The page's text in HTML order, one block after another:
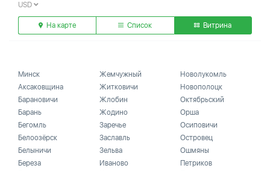
USD
На карте Список Витрина
Минск
Аксаковщина
Барановичи
Барань
Бегомль
Белоозёрск
Белыничи
Береза
Жемчужный
Житковичи
Жлобин
Жодино
Заречье
Заславль
Зельва
Иваново
Новолукомль
Новополоцк
Октябрьский
Орша
Осиповичи
Островец
Ошмяны
Петриков